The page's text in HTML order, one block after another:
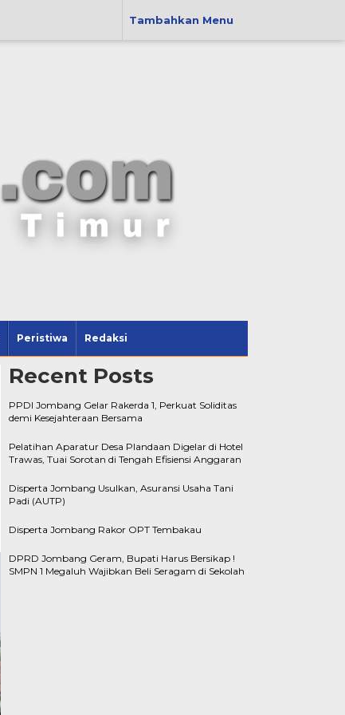
Tambahkan Menu
Peristiwa Redaksi
Recent Posts
PPDI Jombang Gelar Rakerda 1, Perkuat Soliditas
demi Kesejahteraan Bersama
Pelatihan Aparatur Desa Plandaan Digelar di Hotel
Trawas, Tuai Sorotan di Tengah Efisiensi Anggaran
Disperta Jombang Usulkan, Asuransi Usaha Tani
Padi (AUTP)
Disperta Jombang Rakor OPT Tembakau
DPRD Jombang Geram, Bupati Harus Bersikap !
SMPN 1 Megaluh Wajibkan Beli Seragam di Sekolah